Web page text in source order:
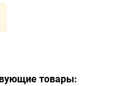
товары: